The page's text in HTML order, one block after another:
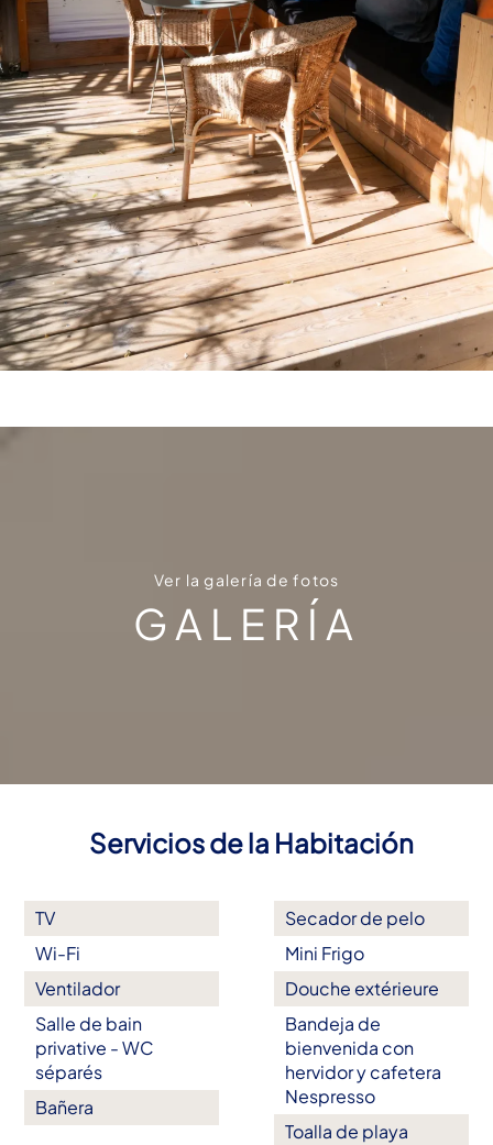
Ver la galería de fotos
GALERÍA
Servicios de la Habitación
TV
Wi-Fi
Ventilador
Salle de bain
privative - WC
séparés
Bañera
Secador de pelo
Mini Frigo
Douche extérieure
Bandeja de
bienvenida con
hervidor y cafetera
Nespresso
Toalla de playa